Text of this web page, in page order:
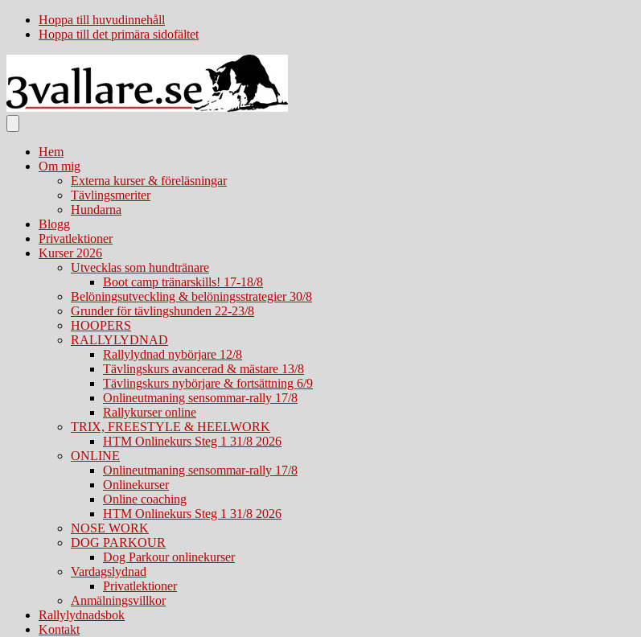
Hoppa till huvudinnehåll
Hoppa till det primära sidofältet
Hem
Om mig
Externa kurser & föreläsningar
Tävlingsmeriter
Hundarna
Blogg
Privatlektioner
Kurser 2026
Utvecklas som hundtränare
Boot camp tränarskills! 17-18/8
Belöningsutveckling & belöningsstrategier 30/8
Grunder för tävlingshunden 22-23/8
HOOPERS
RALLYLYDNAD
Rallylydnad nybörjare 12/8
Tävlingskurs avancerad & mästare 13/8
Tävlingskurs nybörjare & fortsättning 6/9
Onlineutmaning sensommar-rally 17/8
Rallykurser online
TRIX, FREESTYLE & HEELWORK
HTM Onlinekurs Steg 1 31/8 2026
ONLINE
Onlineutmaning sensommar-rally 17/8
Onlinekurser
Online coaching
HTM Onlinekurs Steg 1 31/8 2026
NOSE WORK
DOG PARKOUR
Dog Parkour onlinekurser
Vardagslydnad
Privatlektioner
Anmälningsvillkor
Rallylydnadsbok
Kontakt